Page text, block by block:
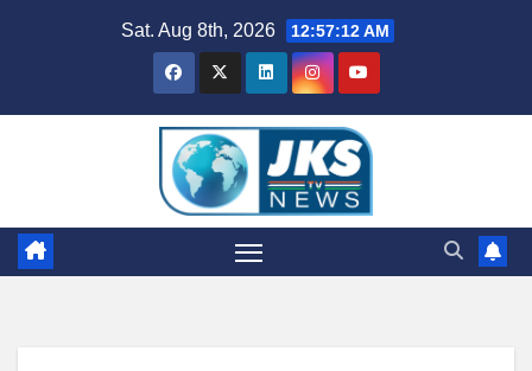
Sat. Aug 8th, 2026 12:57:13 AM